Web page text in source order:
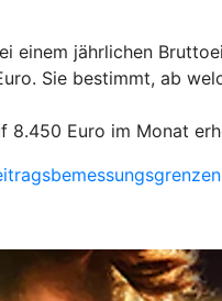
jährlichen
Sie bestimmt, ab
8.450 Euro im Monat